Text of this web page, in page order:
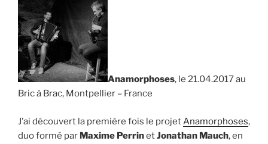
Anamorphoses, le 21.04.2017 au
Bric à Brac, Montpellier – France
J’ai découvert la première fois le projetAnamorphoses,
duo formé par Maxime PerrinetJonathan Mauch, en